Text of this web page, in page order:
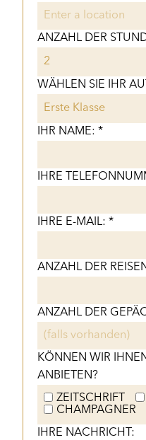
ANZAHL DER
WÄHLEN SIE IHR
IHR NAME: *
IHRE
IHRE E-MAIL: *
ANZAHL DER
ANZAHL DER
KÖNNEN WIR
ANBIETEN?
ZEITSCHRIFT
CHAMPAGNER
IHRE NACHRICHT: